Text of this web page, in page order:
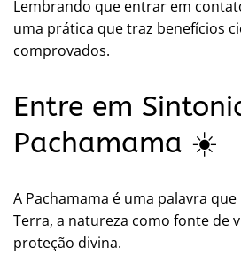
Lembrando que entrar em
uma prática que traz benefícios
comprovados.
Entre em
Pachamama ☀️
A Pachamama é uma palavra
Terra, a natureza como fonte de
proteção divina.